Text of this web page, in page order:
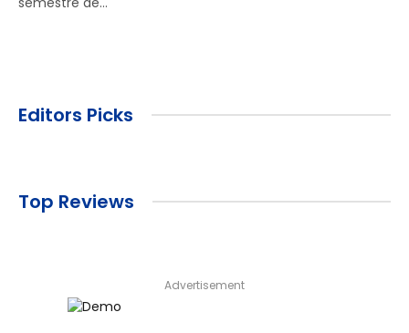
Editors Picks
Top Reviews
Advertisement